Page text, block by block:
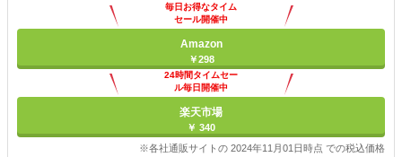
毎日お得なタイム
セール開催中
Amazon
￥298
24時間タイムセー
ル毎日開催中
楽天市場
￥ 340
※各社通販サイトの 2024年11月01日時点 での税込価格